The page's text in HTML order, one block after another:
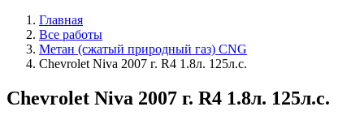
Главная
Все работы
Метан (сжатый природный газ) CNG
Chevrolet Niva 2007 г. R4 1.8л. 125л.с.
Chevrolet Niva 2007 г. R4 1.8л. 125л.с.